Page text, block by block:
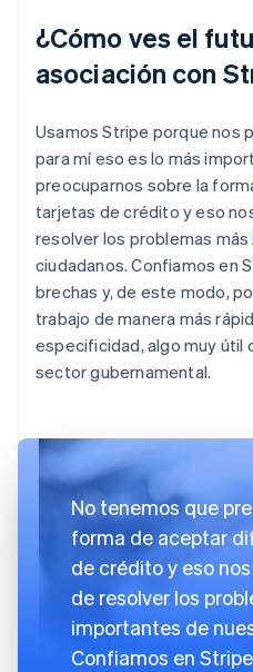
¿Cómo ves el
asociación con
Usamos Stripe porque nos
para mí eso es lo más
preocuparnos sobre la
tarjetas de crédito y eso
resolver los problemas
ciudadanos. Confiamos en
brechas y, de este modo,
trabajo de manera más
especificidad, algo muy útil
sector gubernamental.
No tenemos que
forma de aceptar
de crédito y eso
de resolver los
importantes de
Confiamos en